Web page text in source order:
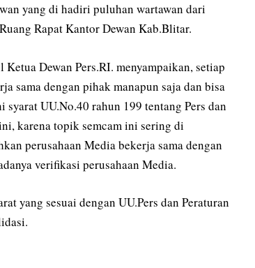
yang di hadiri puluhan wartawan dari
Rapat Kantor Dewan Kab.Blitar.
Dewan Pers.RI. menyampaikan, setiap
sama dengan pihak manapun saja dan bisa
UU.No.40 rahun 199 tentang Pers dan
karena topik semcam ini sering di
perusahaan Media bekerja sama dengan
verifikasi perusahaan Media.
yang sesuai dengan UU.Pers dan Peraturan